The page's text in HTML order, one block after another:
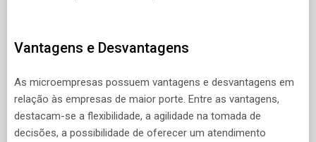
Vantagens e Desvantagens
As microempresas possuem vantagens e desvantagens em
relação às empresas de maior porte. Entre as vantagens,
destacam-se a flexibilidade, a agilidade na tomada de
decisões, a possibilidade de oferecer um atendimento